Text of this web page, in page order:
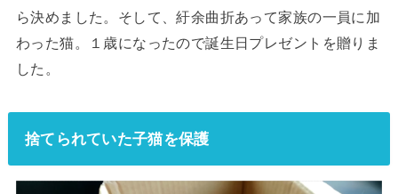
ら決めました。そして、紆余曲折あって家族の一員に加
わった猫。１歳になったので誕生日プレゼントを贈りま
した。
捨てられていた子猫を保護